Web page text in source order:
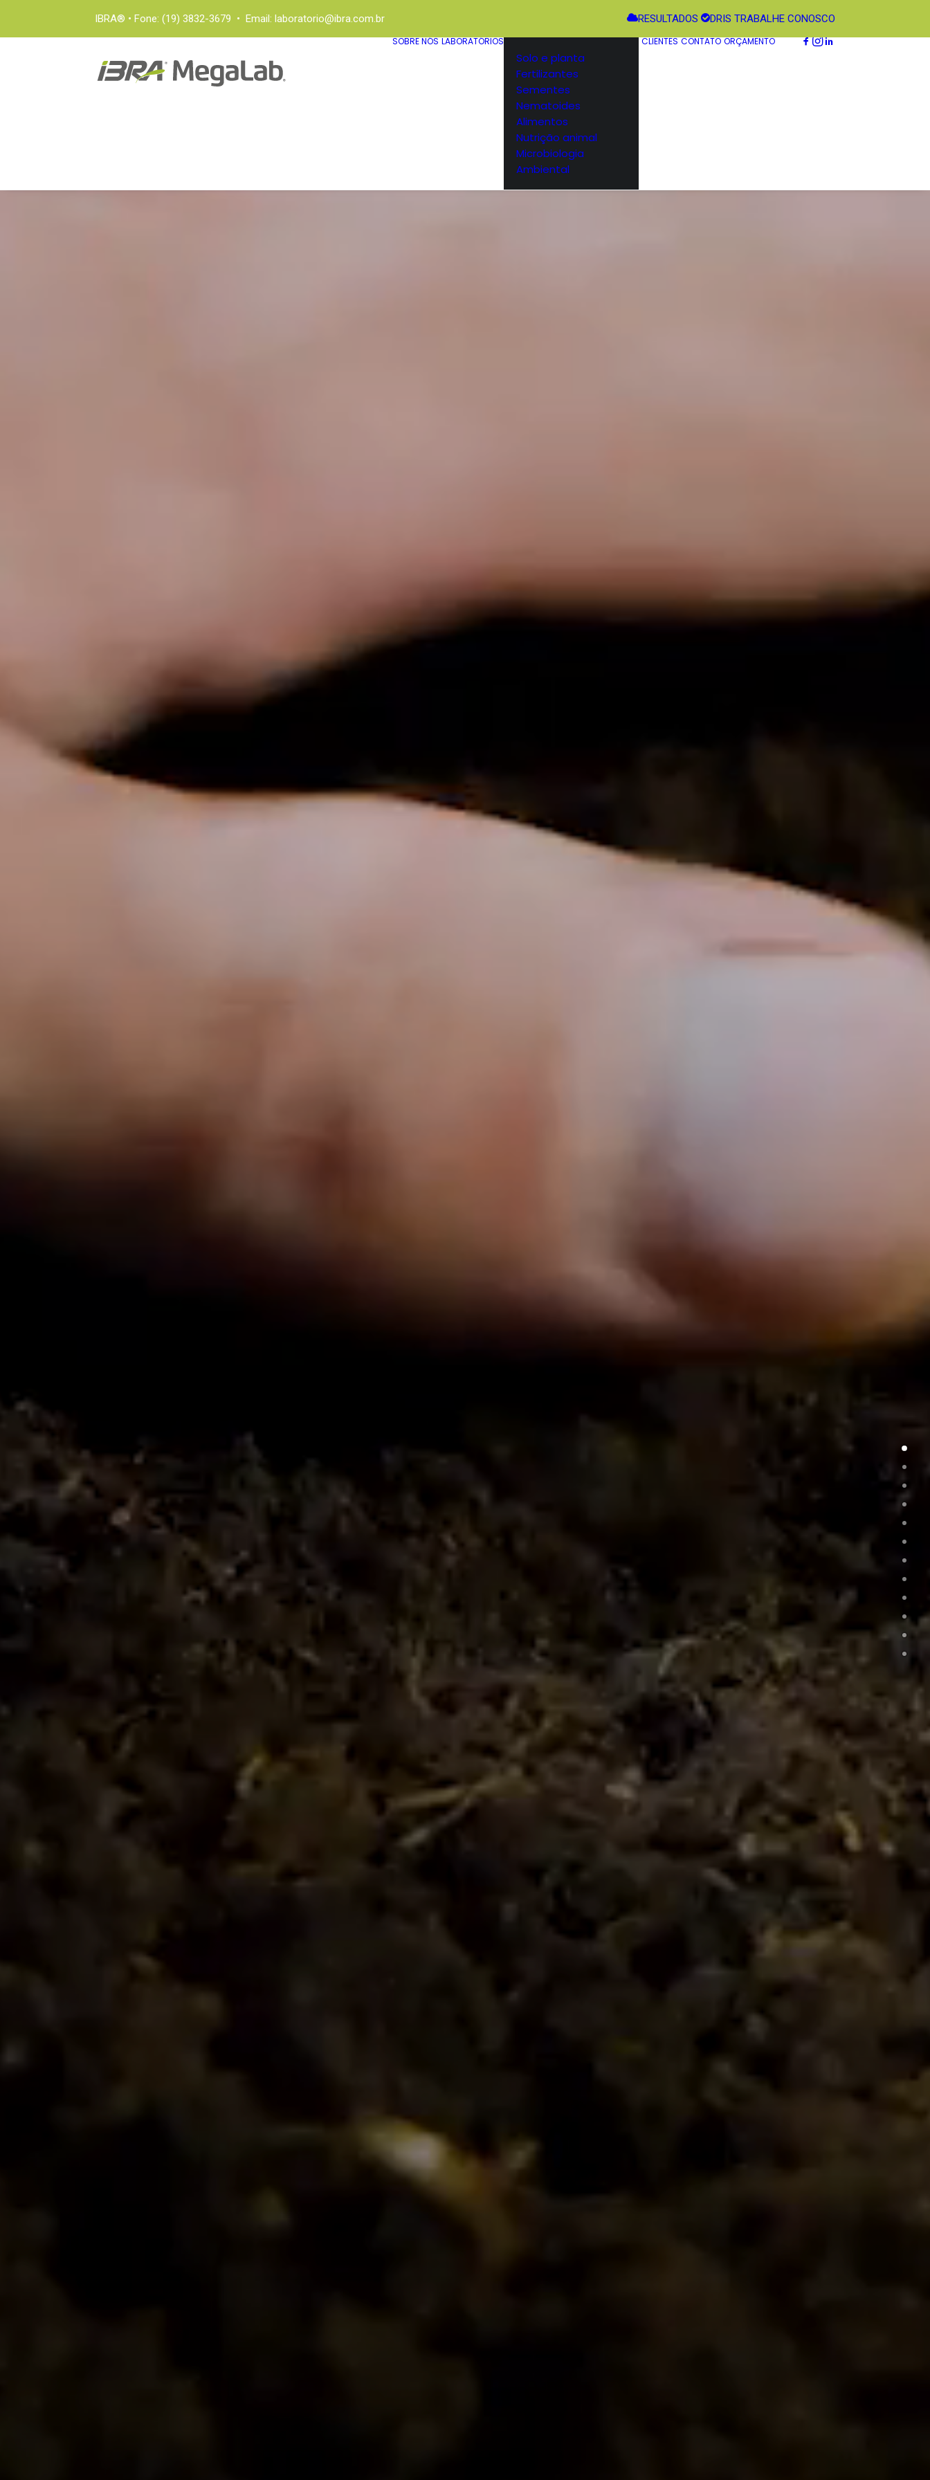
IBRA® • Fone: (19) 3832-3679 • Email: laboratorio@ibra.com.br RESULTADOS DRIS TRABALHE CONOSCO
SOBRE NÓS LABORATÓRIOS
Solo e planta
Fertilizantes
Sementes
Nematoides
Alimentos
Nutrição animal
Microbiologia
Ambiental
CLIENTES CONTATO ORÇAMENTO